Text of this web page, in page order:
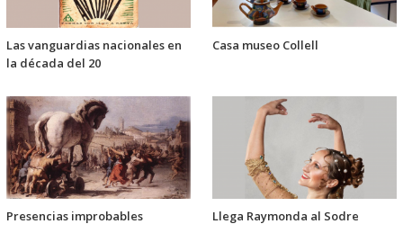
Las vanguardias nacionales en
la década del 20
Casa museo Collell
Presencias improbables Llega Raymonda al Sodre